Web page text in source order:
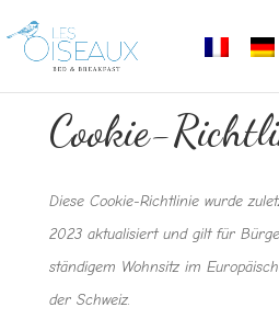
Cookie-
Diese Cookie-Richtlinie wurde
2023 aktualisiert und gilt für
ständigem Wohnsitz im
der Schweiz.